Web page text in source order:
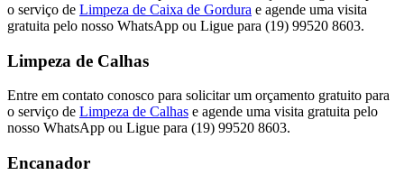
o serviço de Limpeza de Caixa de Gordura e agende uma visita
gratuita pelo nosso WhatsApp ou Ligue para (19) 99520 8603.
Limpeza de Calhas
Entre em contato conosco para solicitar um orçamento gratuito para
o serviço de Limpeza de Calhas e agende uma visita gratuita pelo
nosso WhatsApp ou Ligue para (19) 99520 8603.
Encanador